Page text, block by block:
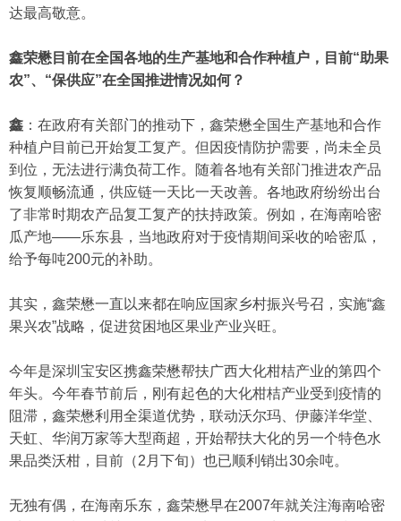
达最高敬意。
鑫荣懋目前在全国各地的生产基地和合作种植户，目前“助果
农”、“保供应”在全国推进情况如何？
鑫 ：在政府有关部门的推动下，鑫荣懋全国生产基地和合作
种植户目前已开始复工复产。但因疫情防护需要，尚未全员
到位，无法进行满负荷工作。随着各地有关部门推进农产品
恢复顺畅流通，供应链一天比一天改善。各地政府纷纷出台
了非常时期农产品复工复产的扶持政策。例如，在海南哈密
瓜产地——乐东县，当地政府对于疫情期间采收的哈密瓜，
给予每吨200元的补助。
其实，鑫荣懋一直以来都在响应国家乡村振兴号召，实施“鑫
果兴农”战略，促进贫困地区果业产业兴旺。
今年是深圳宝安区携鑫荣懋帮扶广西大化柑桔产业的第四个
年头。今年春节前后，刚有起色的大化柑桔产业受到疫情的
阻滞，鑫荣懋利用全渠道优势，联动沃尔玛、伊藤洋华堂、
天虹、华润万家等大型商超，开始帮扶大化的另一个特色水
果品类沃柑，目前（2月下旬）也已顺利销出30余吨。
无独有偶，在海南乐东，鑫荣懋早在2007年就关注海南哈密